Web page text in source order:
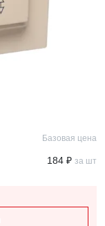
Базовая цена
184 ₽ за шт